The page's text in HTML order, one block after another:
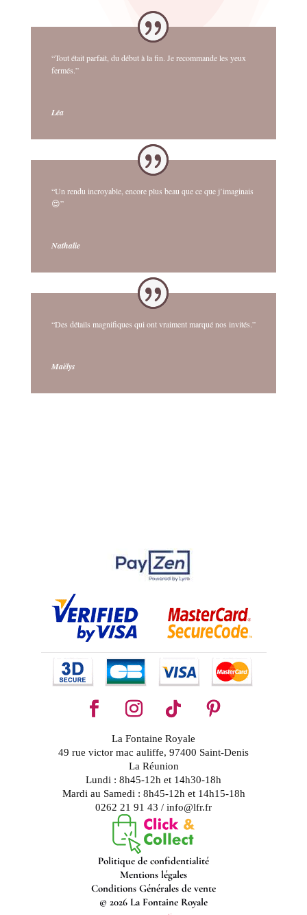
“Tout était parfait, du début à la fin. Je recommande les yeux
fermés.”
Léa
“Un rendu incroyable, encore plus beau que ce que j’imaginais
😍”
Nathalie
“Des détails magnifiques qui ont vraiment marqué nos invités.”
Maëlys
La Fontaine Royale
49 rue victor mac auliffe, 97400 Saint-Denis
La Réunion
Lundi : 8h45-12h et 14h30-18h
Mardi au Samedi : 8h45-12h et 14h15-18h
0262 21 91 43 / info@lfr.fr
Politique de confidentialité
Mentions légales
Conditions Générales de vente
© 2026 La Fontaine Royale